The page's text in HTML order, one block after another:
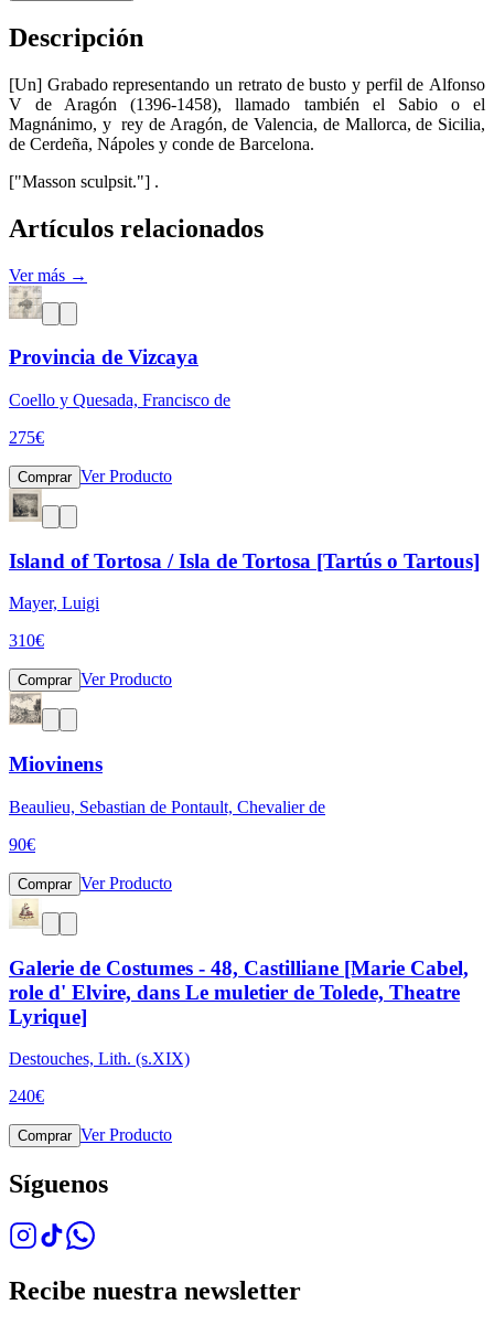
Descripción
[Un] Grabado representando un retrato de busto y perfil de Alfonso
V de Aragón (1396-1458), llamado también el Sabio o el
Magnánimo, y rey de Aragón, de Valencia, de Mallorca, de Sicilia,
de Cerdeña, Nápoles y conde de Barcelona.
["Masson sculpsit."] .
Artículos relacionados
Ver más →
Provincia de Vizcaya
Coello y Quesada, Francisco de
275€
Comprar Ver Producto
Island of Tortosa / Isla de Tortosa [Tartús o Tartous]
Mayer, Luigi
310€
Comprar Ver Producto
Miovinens
Beaulieu, Sebastian de Pontault, Chevalier de
90€
Comprar Ver Producto
Galerie de Costumes - 48, Castilliane [Marie Cabel,
role d' Elvire, dans Le muletier de Tolede, Theatre
Lyrique]
Destouches, Lith. (s.XIX)
240€
Comprar Ver Producto
Síguenos
Recibe nuestra newsletter